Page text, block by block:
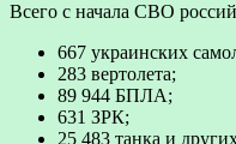
Всего с начала СВО
667 украинских
283 вертолета;
89 944 БПЛА;
631 ЗРК;
25 483 танка и